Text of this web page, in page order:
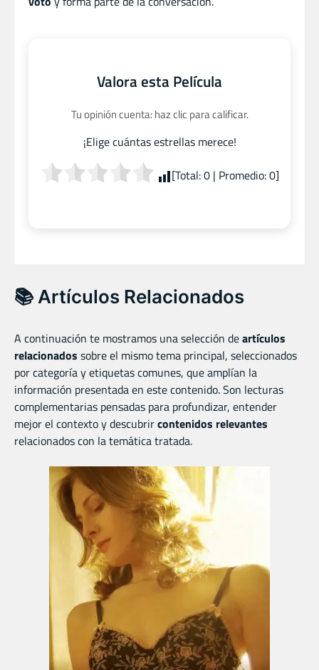
Valora esta Película
Tu opinión cuenta: haz clic para calificar.
¡Elige cuántas estrellas merece!
[Total:0| Promedio:0]
📚 Artículos Relacionados
A continuación te mostramos una selección deartículos
relacionados sobre el mismo tema principal, seleccionados
por categoría y etiquetas comunes, que amplían la
información presentada en este contenido. Son lecturas
complementarias pensadas para profundizar, entender
mejor el contexto y descubrircontenidos relevantes
relacionados con la temática tratada.